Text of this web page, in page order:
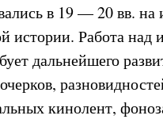
в 19 — 20 вв. на
истории. Работа над
дальнейшего
кинолент,